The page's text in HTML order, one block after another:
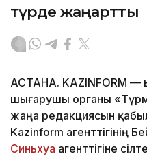
түрде жаңартты
АСТАНА. KAZINFORM —
шығарушы органы
жаңа редакциясын
Kazinform агенттігінің
Синьхуа агенттігіне